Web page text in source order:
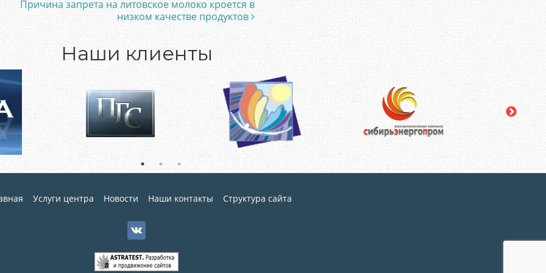
Причина запрета на литовское молоко кроется в
низком качестве продуктов
Наши клиенты
Услуги центра Новости Наши контакты Структура сайта